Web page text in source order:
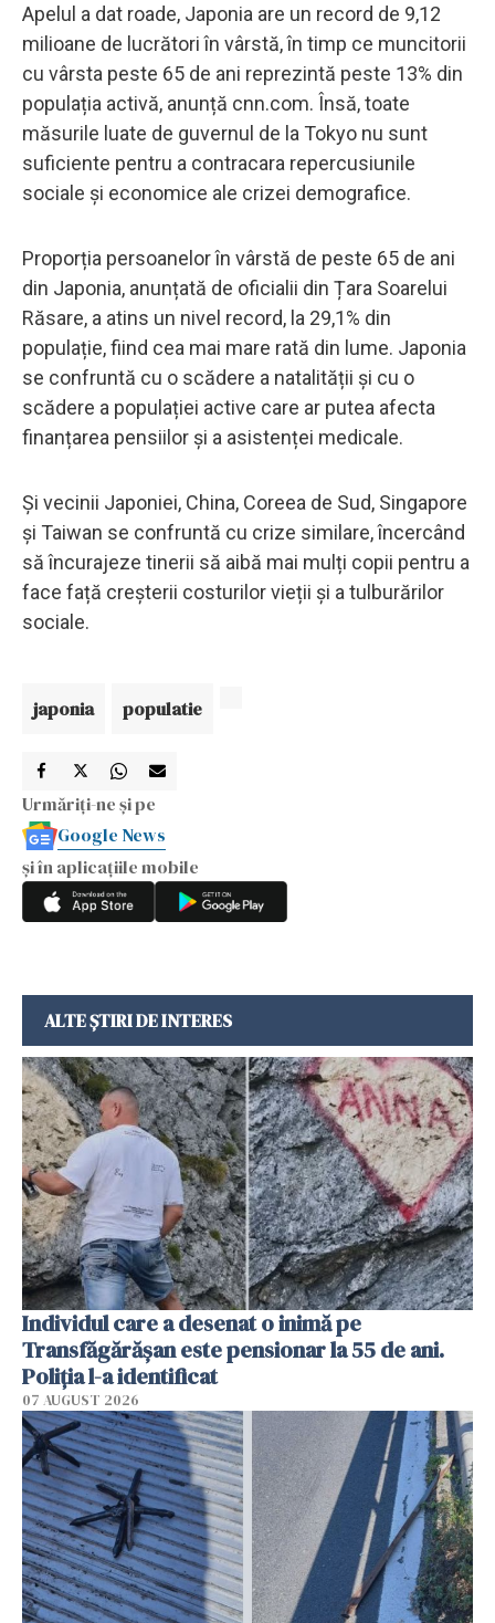
Apelul a dat roade, Japonia are un record de 9,12
milioane de lucrători în vârstă, în timp ce muncitorii
cu vârsta peste 65 de ani reprezintă peste 13% din
populația activă, anunță cnn.com. Însă, toate
măsurile luate de guvernul de la Tokyo nu sunt
suficiente pentru a contracara repercusiunile
sociale și economice ale crizei demografice.
Proporția persoanelor în vârstă de peste 65 de ani
din Japonia, anunțată de oficialii din Țara Soarelui
Răsare, a atins un nivel record, la 29,1% din
populație, fiind cea mai mare rată din lume. Japonia
se confruntă cu o scădere a natalității și cu o
scădere a populației active care ar putea afecta
finanțarea pensiilor și a asistenței medicale.
Și vecinii Japoniei, China, Coreea de Sud, Singapore
și Taiwan se confruntă cu crize similare, încercând
să încurajeze tinerii să aibă mai mulți copii pentru a
face față creșterii costurilor vieții și a tulburărilor
sociale.
japonia populatie
Urmăriți-ne și pe
Google News
și în aplicațiile mobile
ALTE ȘTIRI DE INTERES
Individul care a desenat o inimă pe
Transfăgărășan este pensionar la 55 de ani.
Poliția l-a identificat
07 AUGUST 2026